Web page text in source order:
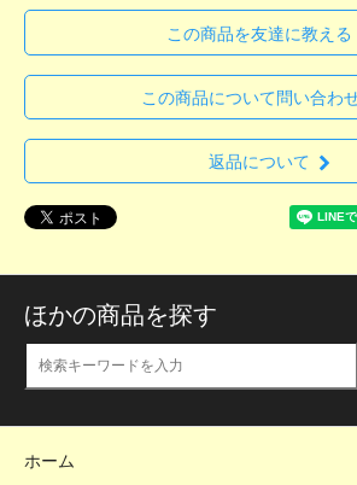
この商品を友達に教える
この商品について問い合わ
返品について
ほかの商品を探す
ホーム